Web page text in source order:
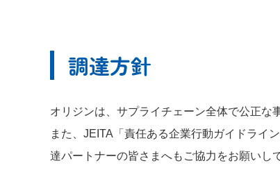
調達方針
オリジンは、サプライチェーン全体で公正な
また、JEITA「責任ある企業行動ガイドライ
達パートナーの皆さまへもご協力をお願いし